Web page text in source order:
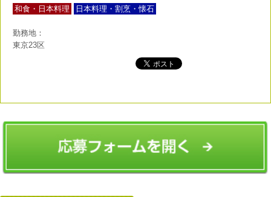
和食・日本料理 日本料理・割烹・懐石
勤務地：
東京23区